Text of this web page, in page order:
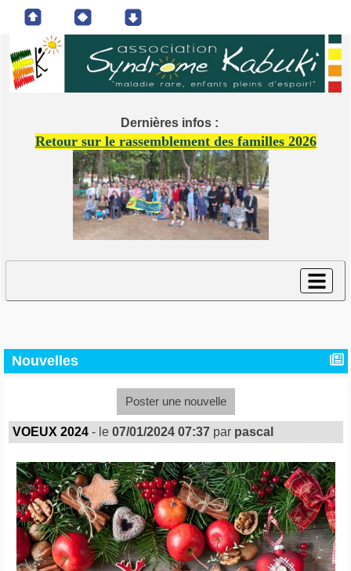
Dernières infos :
Retour sur le rassemblement des familles 2026
Nouvelles
Poster une nouvelle
VOEUX 2024 - le 07/01/2024 07:37par pascal